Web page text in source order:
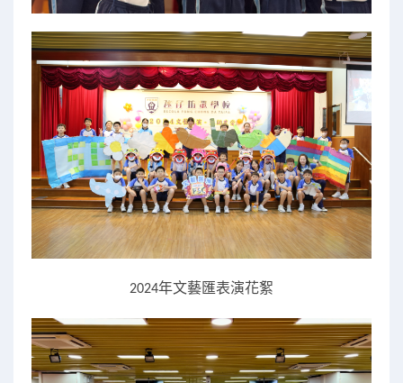
2024年文藝匯表演花絮